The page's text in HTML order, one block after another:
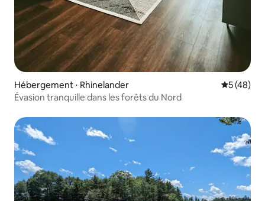
Hébergement ⋅ Rhinelander
5 (48)
Évasion tranquille dans les forêts du Nord